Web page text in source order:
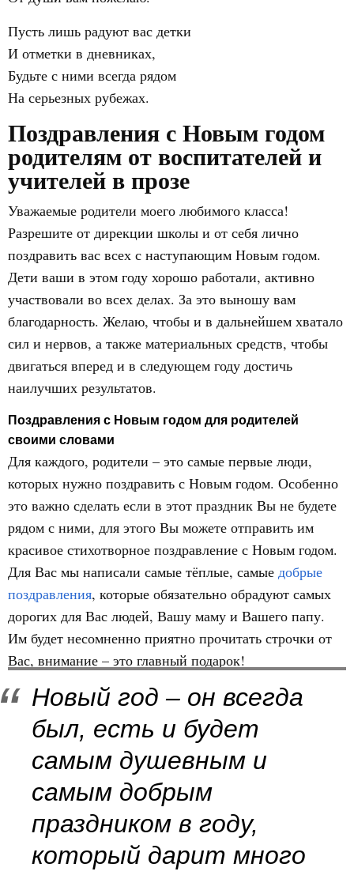
Пусть лишь радуют вас детки
И отметки в дневниках,
Будьте с ними всегда рядом
На серьезных рубежах.
Поздравления с Новым годом
родителям от воспитателей и
учителей в прозе
Уважаемые родители моего любимого класса!
Разрешите от дирекции школы и от себя лично
поздравить вас всех с наступающим Новым годом.
Дети ваши в этом году хорошо работали, активно
участвовали во всех делах. За это выношу вам
благодарность. Желаю, чтобы и в дальнейшем хватало
сил и нервов, а также материальных средств, чтобы
двигаться вперед и в следующем году достичь
наилучших результатов.
Поздравления с Новым годом для родителей
своими словами
Для каждого, родители – это самые первые люди,
которых нужно поздравить с Новым годом. Особенно
это важно сделать если в этот праздник Вы не будете
рядом с ними, для этого Вы можете отправить им
красивое стихотворное поздравление с Новым годом.
Для Вас мы написали самые тёплые, самые добрые
поздравления, которые обязательно обрадуют самых
дорогих для Вас людей, Вашу маму и Вашего папу.
Им будет несомненно приятно прочитать строчки от
Вас, внимание – это главный подарок!
Новый год – он всегда
был, есть и будет
самым душевным и
самым добрым
праздником в году,
который дарит много